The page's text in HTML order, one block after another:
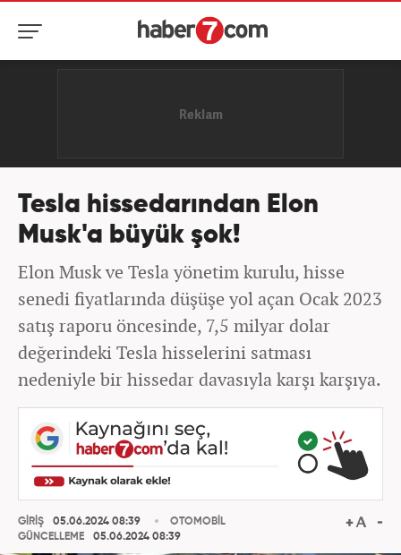
Tesla hissedarından Elon
Musk'a büyük şok!
Elon Musk ve Tesla yönetim kurulu, hisse
senedi fiyatlarında düşüşe yol açan Ocak 2023
satış raporu öncesinde, 7,5 milyar dolar
değerindeki Tesla hisselerini satması
nedeniyle bir hissedar davasıyla karşı karşıya.
GİRİŞ
05.06.2024 08:39
GÜNCELLEME
05.06.2024 08:39
OTOMOBİL